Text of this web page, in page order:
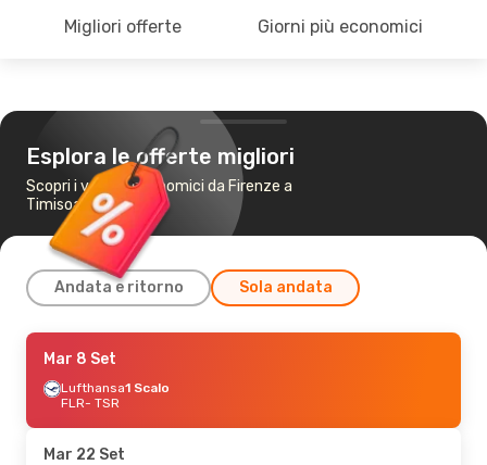
Migliori offerte Giorni più economici
Esplora le offerte migliori
Scopri i voli più economici da Firenze a
Timisoara
Andata e ritorno Sola andata
Mar 8 Set
Lufthansa1 Scalo
FLR- TSR
TSR- FLR
Mar 8 Set
Lufthansa1 Scalo
FLR- TSR
Mar 22 Set